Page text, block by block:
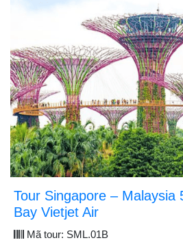
Tour Singapore – Malaysia
Bay Vietjet Air
Mã tour: SML.01B